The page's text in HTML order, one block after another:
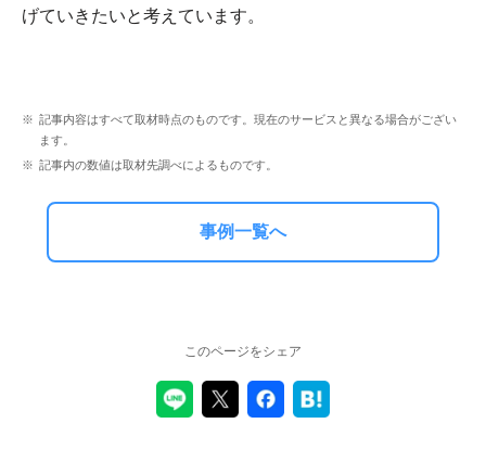
げていきたいと考えています。
記事内容はすべて取材時点のものです。現在のサービスと異なる場合がござい
ます。
記事内の数値は取材先調べによるものです。
事例一覧へ
このページをシェア